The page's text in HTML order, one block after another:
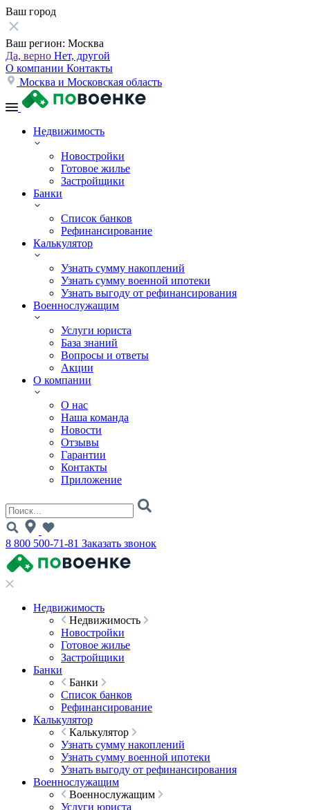
Ваш город
Ваш регион: Москва
Да, верно Нет, другой
О компании Контакты
Москва и Московская область
Недвижимость
Новостройки
Готовое жилье
Застройщики
Банки
Список банков
Рефинансирование
Калькулятор
Узнать сумму накоплений
Узнать сумму военной ипотеки
Узнать выгоду от рефинансирования
Военнослужащим
Услуги юриста
База знаний
Вопросы и ответы
Акции
О компании
О нас
Наша команда
Новости
Отзывы
Гарантии
Контакты
Приложение
8 800 500-71-81 Заказать звонок
Недвижимость
Недвижимость
Новостройки
Готовое жилье
Застройщики
Банки
Банки
Список банков
Рефинансирование
Калькулятор
Калькулятор
Узнать сумму накоплений
Узнать сумму военной ипотеки
Узнать выгоду от рефинансирования
Военнослужащим
Военнослужащим
Услуги юриста